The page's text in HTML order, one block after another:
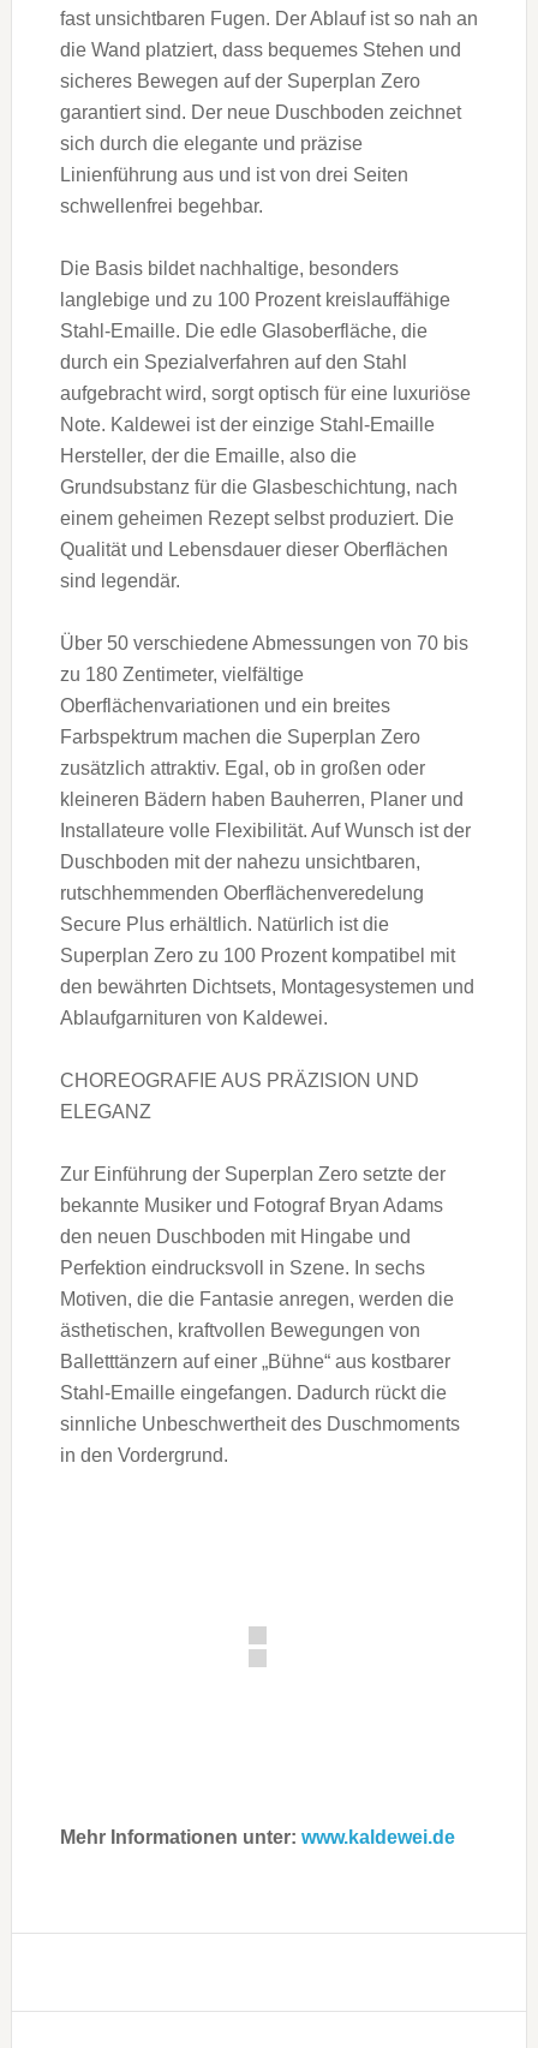
fast unsichtbaren Fugen. Der Ablauf ist so nah an
die Wand platziert, dass bequemes Stehen und
sicheres Bewegen auf der Superplan Zero
garantiert sind. Der neue Duschboden zeichnet
sich durch die elegante und präzise
Linienführung aus und ist von drei Seiten
schwellenfrei begehbar.
Die Basis bildet nachhaltige, besonders
langlebige und zu 100 Prozent kreislauffähige
Stahl-Emaille. Die edle Glasoberfläche, die
durch ein Spezialverfahren auf den Stahl
aufgebracht wird, sorgt optisch für eine luxuriöse
Note. Kaldewei ist der einzige Stahl-Emaille
Hersteller, der die Emaille, also die
Grundsubstanz für die Glasbeschichtung, nach
einem geheimen Rezept selbst produziert. Die
Qualität und Lebensdauer dieser Oberflächen
sind legendär.
Über 50 verschiedene Abmessungen von 70 bis
zu 180 Zentimeter, vielfältige
Oberflächenvariationen und ein breites
Farbspektrum machen die Superplan Zero
zusätzlich attraktiv. Egal, ob in großen oder
kleineren Bädern haben Bauherren, Planer und
Installateure volle Flexibilität. Auf Wunsch ist der
Duschboden mit der nahezu unsichtbaren,
rutschhemmenden Oberflächenveredelung
Secure Plus erhältlich. Natürlich ist die
Superplan Zero zu 100 Prozent kompatibel mit
den bewährten Dichtsets, Montagesystemen und
Ablaufgarnituren von Kaldewei.
CHOREOGRAFIE AUS PRÄZISION UND
ELEGANZ
Zur Einführung der Superplan Zero setzte der
bekannte Musiker und Fotograf Bryan Adams
den neuen Duschboden mit Hingabe und
Perfektion eindrucksvoll in Szene. In sechs
Motiven, die die Fantasie anregen, werden die
ästhetischen, kraftvollen Bewegungen von
Balletttänzern auf einer „Bühne“ aus kostbarer
Stahl-Emaille eingefangen. Dadurch rückt die
sinnliche Unbeschwertheit des Duschmoments
in den Vordergrund.
Mehr Informationen unter: www.kaldewei.de